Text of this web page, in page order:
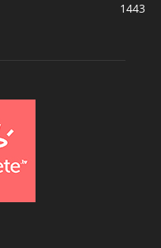
1443